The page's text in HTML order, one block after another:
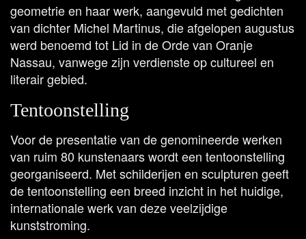
geometrie en haar werk, aangevuld met gedichten
van dichter Michel Martinus, die afgelopen augustus
werd benoemd tot Lid in de Orde van Oranje
Nassau, vanwege zijn verdienste op cultureel en
literair gebied.
Tentoonstelling
Voor de presentatie van de genomineerde werken
van ruim 80 kunstenaars wordt een tentoonstelling
georganiseerd. Met schilderijen en sculpturen geeft
de tentoonstelling een breed inzicht in het huidige,
internationale werk van deze veelzijdige
kunststroming.